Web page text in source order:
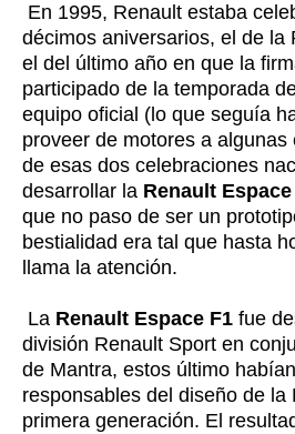
En 1995, Renault estaba
décimos aniversarios, el de la
el del último año en que la
participado de la temporada
equipo oficial (lo que seguía
proveer de motores a
de esas dos celebraciones
desarrollar la Renault Espace
que no paso de ser un
bestialidad era tal que hasta
llama la atención.
La Renault Espace F1 fue
división Renault Sport en
de Mantra, estos último
responsables del diseño de la
primera generación. El